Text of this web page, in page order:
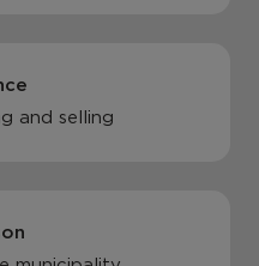
and selling